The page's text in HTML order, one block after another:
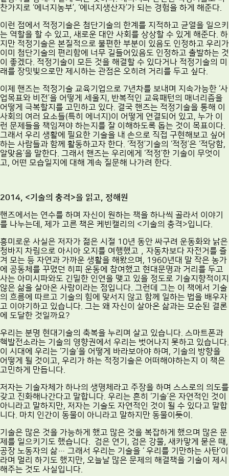
찬가지로 ‘에너지농부’, ‘에너지생산자’가 되는 경험을 하게 해준다.
이런 점에서 적정기술은 첨단기술의 한계를 지적하고 균열을 일으키
는 역할을 할 수 있고, 새로운 대안 사회를 상상할 수 있게 해준다. 하
지만 적정기술은 본질적으로 불편한 부분이 있음도 인정하고 우리가
이미 첨단기술의 편리함에 너무 길들어있음도 인정하고 출발하는 것
이 좋겠다. 적정기술이 모든 것을 해결할 수 있다거나 적정기술의 미
래를 장밋빛으로만 제시하는 관점은 오히려 거리를 두고 싶다.
이제 핸즈는 적정기술 교육기업으로 7년차를 보내며 지속가능한 ‘사
업목표와 비전’을 어떻게 세울지, 반복적인 교육패턴의 매너리즘을
어떻게 극복할지를 고민하고 있다. 결국 핸즈는 적정기술을 통해 이
사회의 여러 요소들(특히 에너지)이 어떻게 연결되어 있고, 누가 이
런 문제들을 책임져야 하는지를 잘 이해하도록 돕는 것이 목표이다.
그래서 우리 생활에 필요한 기술을 내 손으로 직접 구현해보고 싶어
하는 사람들과 함께 활동하고자 한다. ‘적정’기술의 ‘적정’은 ‘적당함,
알맞음’을 말한다. 그래서 핸즈는 우리에게 ‘적정’한 기술이 무엇이
고, 어떤 모습일지에 대해 계속 질문해 나가려 한다.
2014, <기술의 충격>을 읽고, 정해원
핸즈에서는 연수를 하며 자신이 원하는 책을 하나씩 골라서 이야기
를 나누는데, 제가 고른 책은 케빈캘리의 <기술의 충격>입니다.
흥미로운 사실은 저자가 젊은 시절 10년 동안 싸구려 운동화와 낡은
청바지 차림으로 아시아 오지를 여행했고，자동차보다 자전거를 즐
겨 모는 등 자연과 가까운 생활을 해왔으며, 1960년대 말 작은 농가
에 공동체를 꾸몄던 히피 운동에 참여했고 현대문명과 거리를 두고
사는 아미시파와도 긴밀한 인연을 맺고 있을 정도로 기술지향적이지
않은 삶을 살아온 사람이라는 점입니다. 그런데 그는 이 책에서 기술
의 흐름에 따르고 기술의 힘에 맞서지 않고 함께 일하는 법을 배우자
고 이야기하고 있습니다. 그는 왜 자신이 살아온 삶과는 모순된 결론
에 도달한 것일까요?
우리는 분명 현대기술의 축복을 누리며 살고 있습니다. 스마트폰과
핵발전소라는 기술의 영향권에서 우리는 벗어나지 못하고 있습니다.
이 시대에 우리는 ‘기술’을 어떻게 바라보아야 하며, 기술의 방향을
어떻게 될 것이고, 우리가 하는 적정기술은 어떠해야하는지 이 책은
고민하게 만듭니다.
저자는 기술자체가 하나의 생명체라고 주장을 하며 스스로의 의도를
갖고 진화해나간다고 말합니다. 우리는 흔히 ‘기술’은 자연적인 것이
아니라고 말하지만, 저자는 기술도 자연적인 것이 될 수 있다고 말합
니다. 마치 인간이 동물이 아니라고 말하지만 동물이듯이.
기술은 많은 것을 가능하게 했고 많은 것을 복잡하게 했으며 많은 문
제를 일으키기도 했습니다. 검은 연기, 검은 강물, 새카맣게 묻은 때,
공장 노동자의 삶… 그래서 우리는 기술을 ‘ 우리를 기만하는 사탄’이
라며 멀리 하기도 했지만, 오늘날 많은 문제의 해결책을 기술이 제시
해주는 것도 사실입니다.